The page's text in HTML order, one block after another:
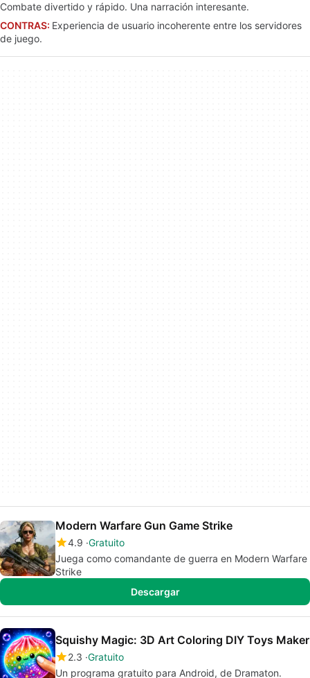
Combate divertido y rápido. Una narración interesante.
CONTRAS: Experiencia de usuario incoherente entre los servidores
de juego.
Modern Warfare Gun Game Strike
4.9 Gratuito
Juega como comandante de guerra en Modern Warfare
Strike
Descargar
Squishy Magic: 3D Art Coloring DIY Toys Maker
2.3 Gratuito
Un programa gratuito para Android, de Dramaton.